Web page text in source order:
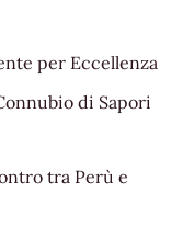
per Eccellenza
di Sapori
tra Perù e